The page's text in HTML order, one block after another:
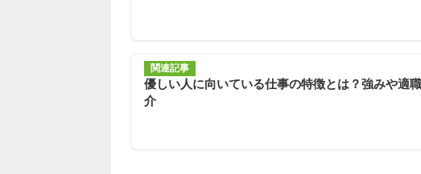
関連記事
優しい人に向いている仕事の特徴とは？強みや適
介